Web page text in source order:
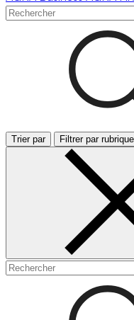
Trier par Filtrer par rubrique